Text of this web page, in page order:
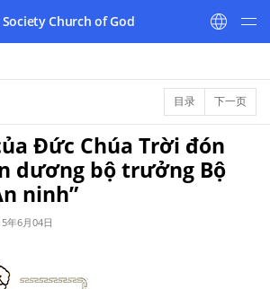
Church of God
目录 下一页
Đức Chúa Trời đón
dương bộ trưởng Bộ
ninh”
年6月04日